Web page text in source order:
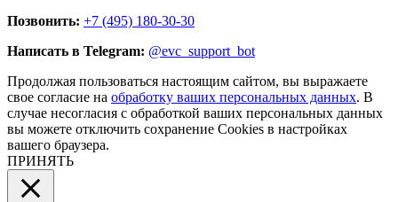
Позвонить: +7 (495) 180-30-30
Написать в Telegram: @evc_support_bot
Продолжая пользоваться настоящим сайтом, вы выражаете
свое согласие на обработку ваших персональных данных. В
случае несогласия с обработкой ваших персональных данных
вы можете отключить сохранение Cookies в настройках
вашего браузера.
ПРИНЯТЬ